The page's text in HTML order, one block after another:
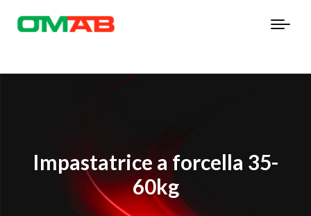
Impastatrice a forcella 35-
60kg